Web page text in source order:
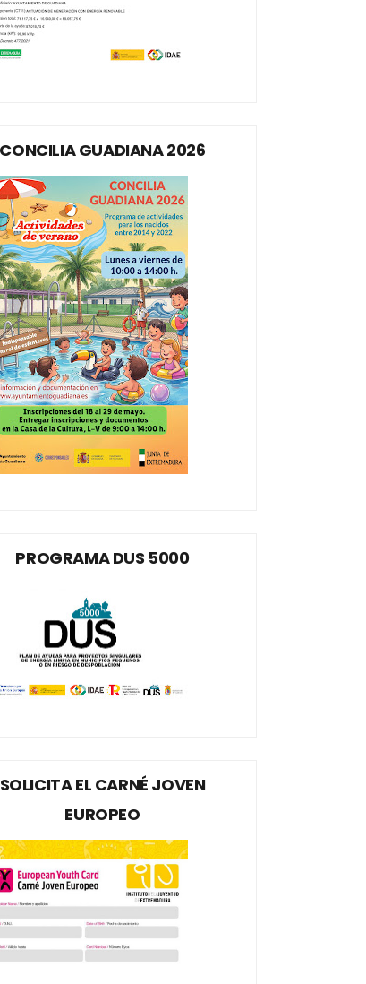
CONCILIA GUADIANA 2026
PROGRAMA DUS 5000
SOLICITA EL CARNÉ JOVEN
EUROPEO